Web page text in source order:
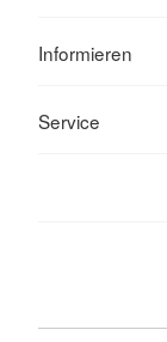
Informieren
Service